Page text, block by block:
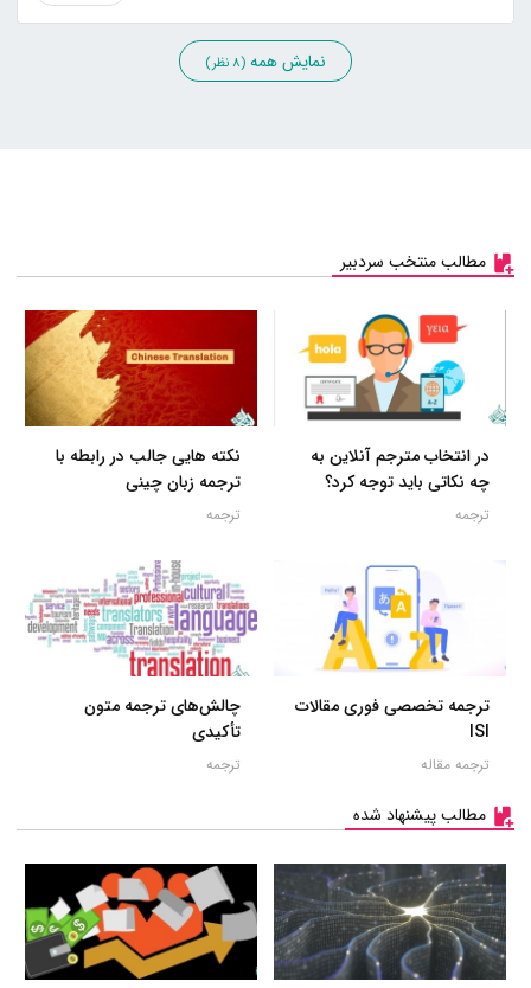
نمایش همه (8 نظر)
مطالب منتخب سردبیر
در انتخاب مترجم آنلاین به
چه نکاتی باید توجه کرد؟
ترجمه
نکته هایی جالب در رابطه با
ترجمه زبان چینی
ترجمه
ترجمه تخصصی فوری مقالات
ISI
ترجمه مقاله
چالش‌های ترجمه متون
تأکیدی
ترجمه
مطالب پیشنهاد شده